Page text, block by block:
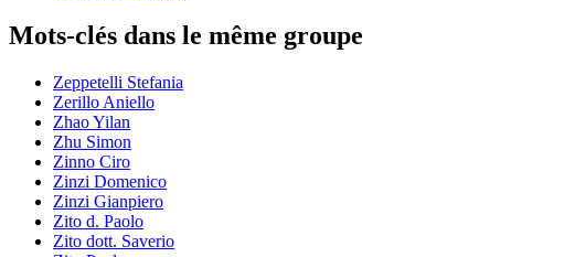
Mots-clés dans le même groupe
Zeppetelli Stefania
Zerillo Aniello
Zhao Yilan
Zhu Simon
Zinno Ciro
Zinzi Domenico
Zinzi Gianpiero
Zito d. Paolo
Zito dott. Saverio